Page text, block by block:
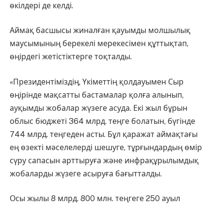
өкілдері де келді.
Аймақ басшысы жиналған қауымды молшылық
маусымының берекелі мерекесімен құттықтап,
өңірдегі жетістіктерге тоқталды.
«Президентіміздің, Үкіметтің қолдауымен Сыр
өңірінде мақсатты бастамалар қолға алынып,
ауқымды жобалар жүзеге асуда. Екі жыл бұрын
облыс бюджеті 364 млрд. теңге болатын, бүгінде
744 млрд. теңгеден асты. Бұл қаражат аймақтағы
ең өзекті мәселелерді шешуге, тұрғындардың өмір
сүру сапасын арттыруға және инфрақұрылымдық
жобаларды жүзеге асыруға бағытталды.
Осы жылы 8 млрд. 800 млн. теңгеге 250 ауыл